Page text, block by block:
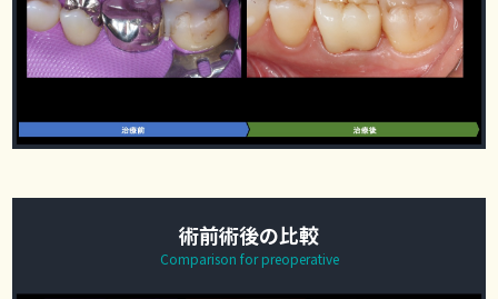
術前術後の比較
Comparison for preoperative